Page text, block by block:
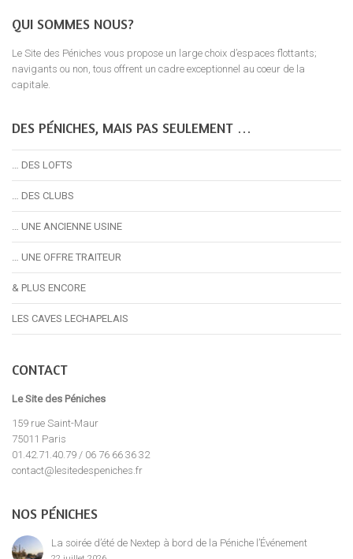
QUI SOMMES NOUS?
Le Site des Péniches vous propose un large choix d’espaces flottants;
navigants ou non, tous offrent un cadre exceptionnel au coeur de la
capitale.
DES PÉNICHES, MAIS PAS SEULEMENT …
… DES LOFTS
… DES CLUBS
… UNE ANCIENNE USINE
… UNE OFFRE TRAITEUR
& PLUS ENCORE
LES CAVES LECHAPELAIS
CONTACT
Le Site des Péniches
159 rue Saint-Maur
75011 Paris
01.42.71.40.79 / 06 76 66 36 32
contact@lesitedespeniches.fr
NOS PÉNICHES
La soirée d’été de Nextep à bord de la Péniche l’Événement